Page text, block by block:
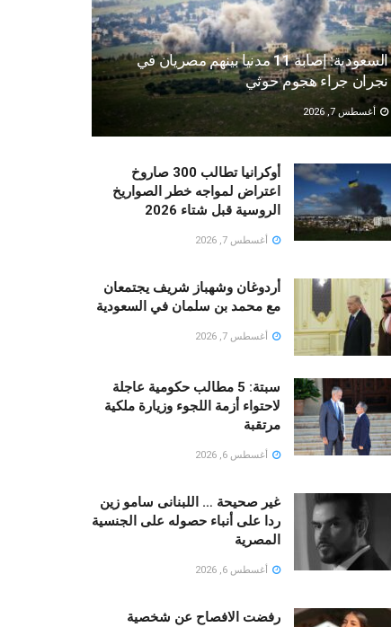
السعودية: إصابة 11 مدنيا بينهم مصريان في
نجران جراء هجوم حوثي
أغسطس 7, 2026
أوكرانيا تطالب 300 صاروخ
اعتراض لمواجه خطر الصواريخ
الروسية قبل شتاء 2026
أغسطس 7, 2026
أردوغان وشهباز شريف يجتمعان
مع محمد بن سلمان في السعودية
أغسطس 7, 2026
سبتة: 5 مطالب حكومية عاجلة
لاحتواء أزمة اللجوء وزيارة ملكية
مرتقبة
أغسطس 6, 2026
غير صحيحة … اللبنانى سامو زين
ردا على أنباء حصوله على الجنسية
المصرية
أغسطس 6, 2026
رفضت الافصاح عن شخصية